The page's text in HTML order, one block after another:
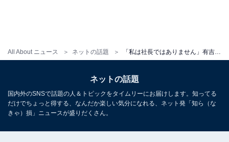
All About ニュース ネットの話題
ネットの話題
国内外のSNSで話題の人＆トピックをタイムリーにお届けします。知ってる
だけでちょっと得する、なんだか楽しい気分になれる、ネット発「知ら（な
きゃ）損」ニュースが盛りだくさん。